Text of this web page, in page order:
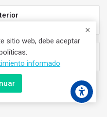
3o INICIAL 2026
sitio web, debe aceptar
informado